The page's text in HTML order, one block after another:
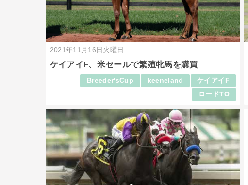
2021年11月16日火曜日
ケイアイF、米セールで繁殖牝馬を購買
Breeder'sCup keeneland
ケイアイF
ロードTO